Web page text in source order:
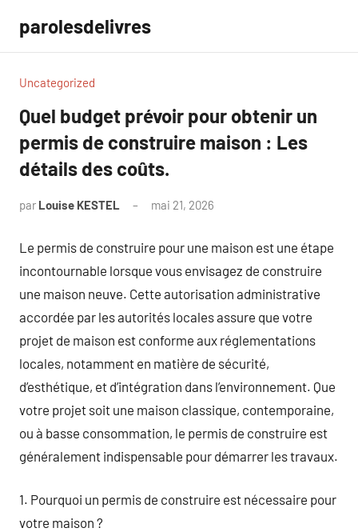
contenu
parolesdelivres
Uncategorized
Quel budget prévoir pour obtenir un
permis de construire maison : Les
détails des coûts.
par Louise KESTEL mai 21, 2026
Le permis de construire pour une maison est une étape
incontournable lorsque vous envisagez de construire
une maison neuve. Cette autorisation administrative
accordée par les autorités locales assure que votre
projet de maison est conforme aux réglementations
locales, notamment en matière de sécurité,
d’esthétique, et d’intégration dans l’environnement. Que
votre projet soit une maison classique, contemporaine,
ou à basse consommation, le permis de construire est
généralement indispensable pour démarrer les travaux.
1. Pourquoi un permis de construire est nécessaire pour
votre maison ?